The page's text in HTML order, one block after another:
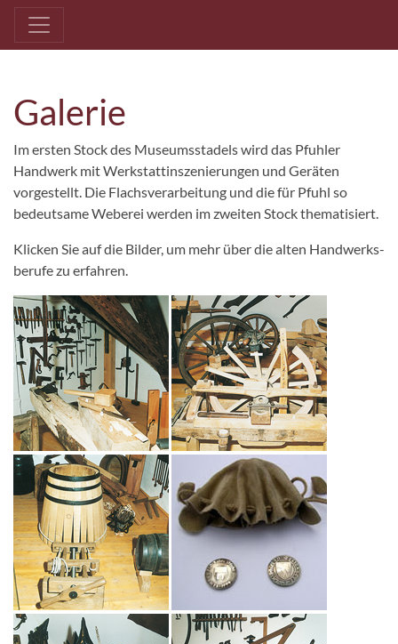
Galerie
Im ersten Stock des Museums­stadels wird das Pfuhler
Handwerk mit Werk­statt­inszenierungen und Geräten
vorgestellt. Die Flachs­ver­arbeitung und die für Pfuhl so
bedeutsame Weberei werden im zweiten Stock thematisiert.
Klicken Sie auf die Bilder, um mehr über die alten Hand­werks­
berufe zu erfahren.